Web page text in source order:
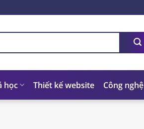
học Thiết kế website Công nghệ